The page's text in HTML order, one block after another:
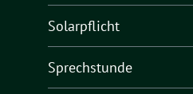
Solarpflicht
Sprechstunde